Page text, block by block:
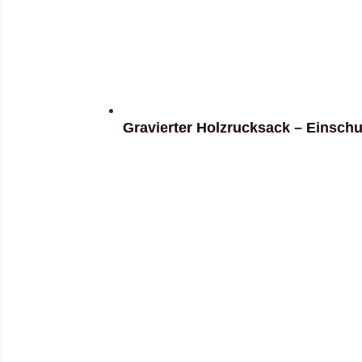
Gravierter Holzrucksack –